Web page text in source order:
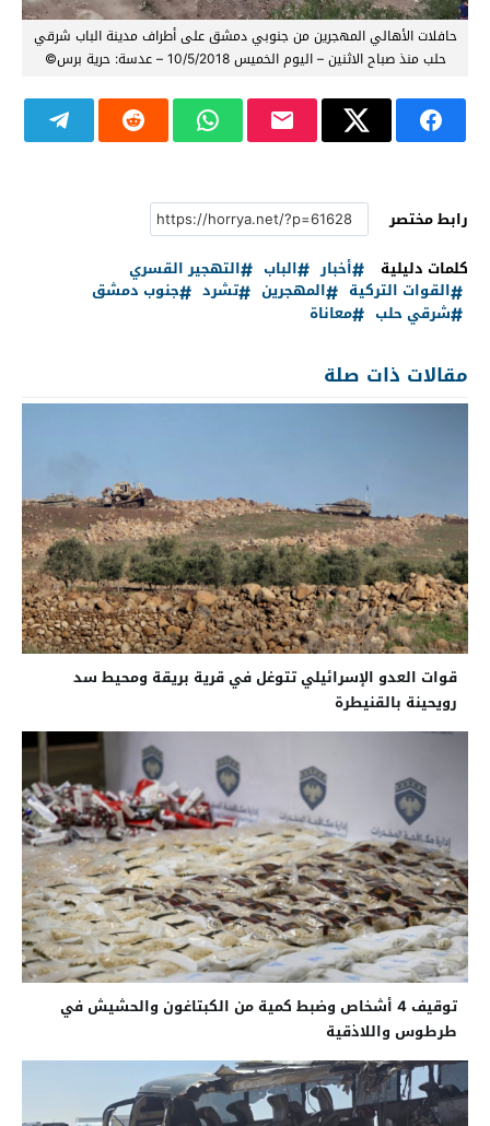
حافلات الأهالي المهجرين من جنوبي دمشق على أطراف مدينة الباب شرقي
حلب منذ صباح الاثنين – اليوم الخميس 10/5/2018 – عدسة: حرية برس©
رابط مختصر
كلمات دليلية
أخبار الباب
التهجير القسري
القوات التركية
المهجرين تشرد
جنوب دمشق
شرقي حلب
معاناة
مقالات ذات صلة
قوات العدو الإسرائيلي تتوغل في قرية بريقة ومحيط سد
رويحينة بالقنيطرة
توقيف 4 أشخاص وضبط كمية من الكبتاغون والحشيش في
طرطوس واللاذقية